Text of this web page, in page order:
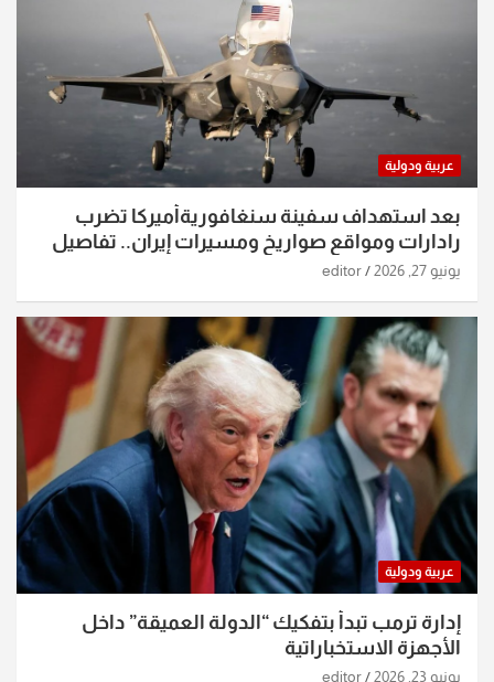
عربية ودولية
بعد استهداف سفينة سنغافوريةأميركا تضرب
رادارات ومواقع صواريخ ومسيرات إيران.. تفاصيل
الساعات الماضية
يونيو 27, 2026 editor
عربية ودولية
إدارة ترمب تبدأ بتفكيك “الدولة العميقة” داخل
الأجهزة الاستخباراتية
يونيو 23, 2026 editor